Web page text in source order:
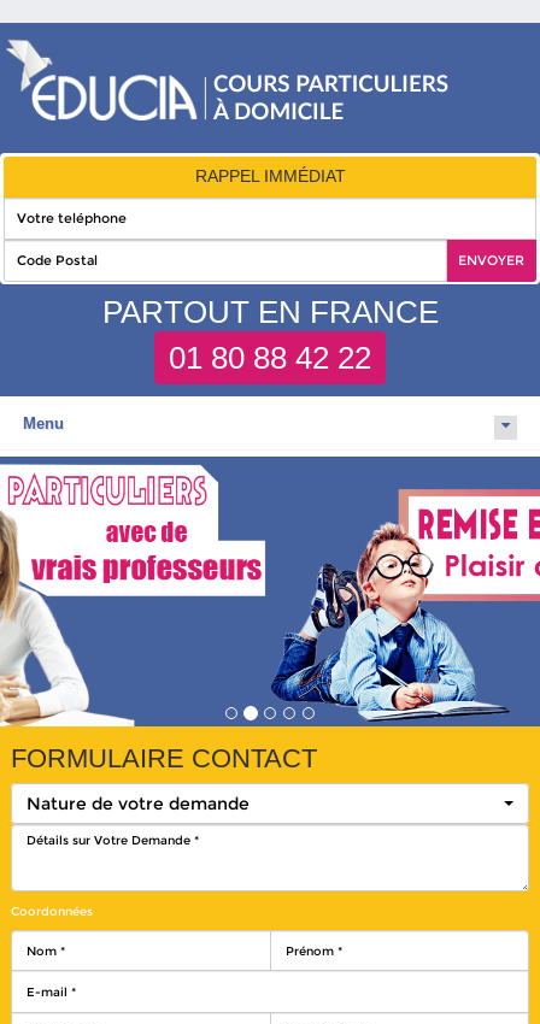
RAPPEL IMMÉDIAT
PARTOUT EN FRANCE
01 80 88 42 22
Menu
FORMULAIRE CONTACT
Nature de votre demande
Coordonnées